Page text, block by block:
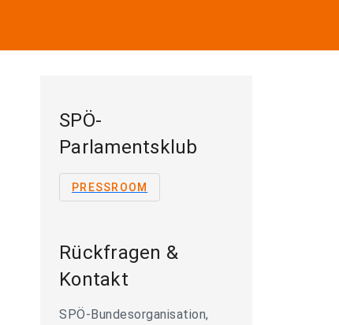
SPÖ-
Parlamentsklub
PRESSROOM
Rückfragen &
Kontakt
SPÖ-Bundesorganisation,